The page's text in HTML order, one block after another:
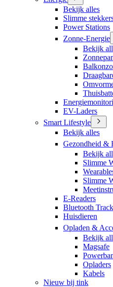
Bekijk alles
Slimme
Power Stations
Zonne-Energie
Bekijk
EV-Laders
Smart Lifestyle
Bekijk alles
Gezondheid &
Bekijk
Slimme
Slimme
E-Readers
Bluetooth
Huisdieren
Opladen &
Bekijk
Magsafe
Opladers
Kabels
Nieuw bij tink